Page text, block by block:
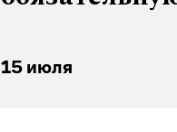
пассажиров
добровольную
15 июля